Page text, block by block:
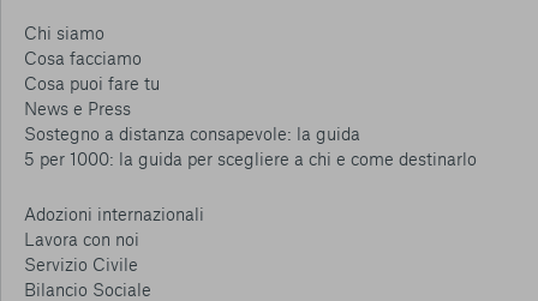
Chi siamo
Cosa facciamo
Cosa puoi fare tu
News e Press
Sostegno a distanza consapevole: la guida
5 per 1000: la guida per scegliere a chi e come destinarlo
Adozioni internazionali
Lavora con noi
Servizio Civile
Bilancio Sociale